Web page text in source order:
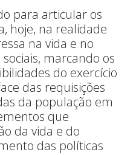
para articular os
hoje, na realidade
na vida e no
marcando os
do exercício
das requisições
da população em
que
da vida e do
das políticas